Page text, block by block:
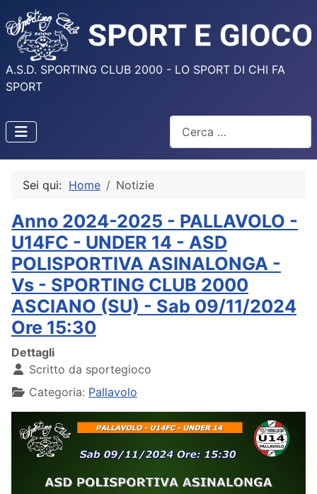
A.S.D. SPORTING CLUB 2000 - LO SPORT DI CHI FA
SPORT
Sei qui: Home Notizie
Anno 2024-2025 - PALLAVOLO -
U14FC - UNDER 14 - ASD
POLISPORTIVA ASINALONGA -
Vs - SPORTING CLUB 2000
ASCIANO (SU) - Sab 09/11/2024
Ore 15:30
Dettagli
Scritto da sportegioco
Categoria: Pallavolo